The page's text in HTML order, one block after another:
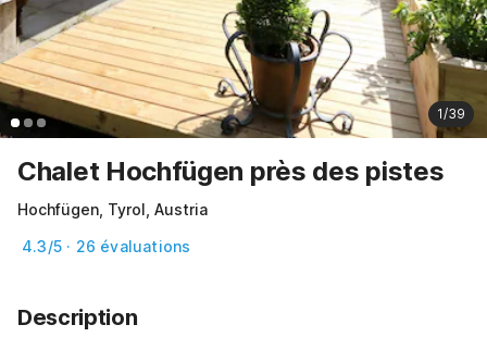
1/39
Chalet Hochfügen près des pistes
Hochfügen, Tyrol, Austria
4.3/5 · 26 évaluations
Description